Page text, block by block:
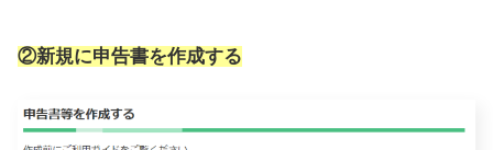
②新規に申告書を作成する